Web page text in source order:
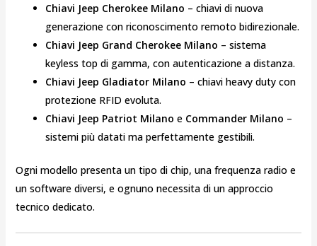
Chiavi Jeep Cherokee Milano – chiavi di nuova
generazione con riconoscimento remoto bidirezionale.
Chiavi Jeep Grand Cherokee Milano – sistema
keyless top di gamma, con autenticazione a distanza.
Chiavi Jeep Gladiator Milano – chiavi heavy duty con
protezione RFID evoluta.
Chiavi Jeep Patriot Milano e Commander Milano –
sistemi più datati ma perfettamente gestibili.
Ogni modello presenta un tipo di chip, una frequenza radio e
un software diversi, e ognuno necessita di un approccio
tecnico dedicato.